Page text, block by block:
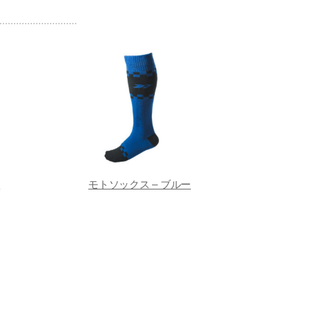
モトソックス – ブルー